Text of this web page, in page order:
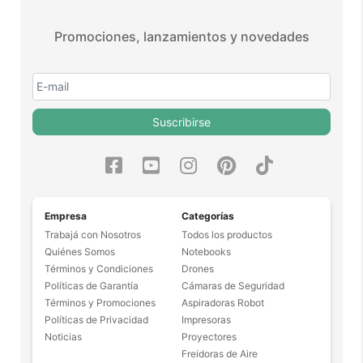
Promociones, lanzamientos y novedades
Suscribirse
Empresa
Trabajá con Nosotros
Quiénes Somos
Términos y Condiciones
Políticas de Garantía
Términos y Promociones
Políticas de Privacidad
Noticias
Categorías
Todos los productos
Notebooks
Drones
Cámaras de Seguridad
Aspiradoras Robot
Impresoras
Proyectores
Freidoras de Aire